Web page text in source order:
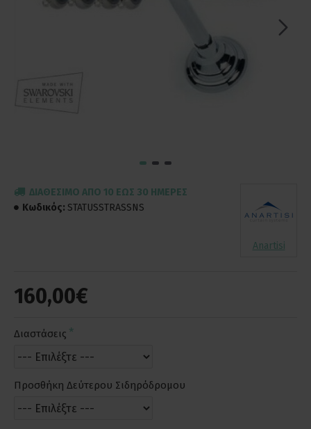
160,00€
ΔΙΑΘΈΣΙΜΟ ΑΠΌ 10 ΈΩΣ 30 ΗΜΈΡΕΣ
Κωδικός: STATUSSTRASSNS
Anartisi
Διαστάσεις
Προσθήκη Δεύτερου Σιδηρόδρομου